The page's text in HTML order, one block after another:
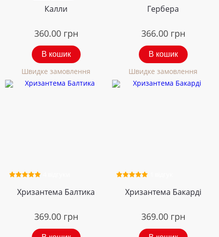
Калли
360.00 грн
В кошик
Швидке замовлення
Гербера
366.00 грн
В кошик
Швидке замовлення
Хризантема Балтика
369.00 грн
Хризантема Бакарді
369.00 грн